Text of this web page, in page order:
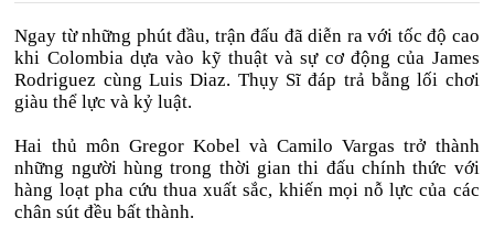
Ngay từ những phút đầu, trận đấu đã diễn ra với tốc độ cao
khi Colombia dựa vào kỹ thuật và sự cơ động của James
Rodriguez cùng Luis Diaz. Thụy Sĩ đáp trả bằng lối chơi
giàu thể lực và kỷ luật.
Hai thủ môn Gregor Kobel và Camilo Vargas trở thành
những người hùng trong thời gian thi đấu chính thức với
hàng loạt pha cứu thua xuất sắc, khiến mọi nỗ lực của các
chân sút đều bất thành.